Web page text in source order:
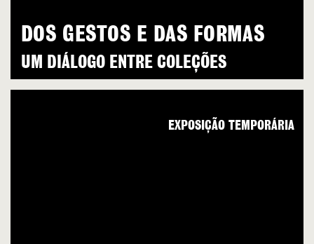
DOS GESTOS E DAS FORMAS
UM DIÁLOGO ENTRE COLEÇÕES
EXPOSIÇÃO TEMPORÁRIA